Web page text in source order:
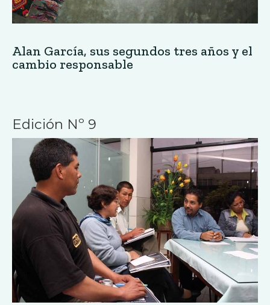
Alan García, sus segundos tres años y el
cambio responsable
Edición Nº 9